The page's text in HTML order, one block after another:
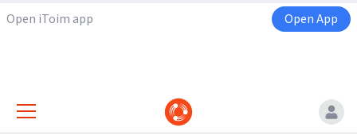
Open iToim app Open App